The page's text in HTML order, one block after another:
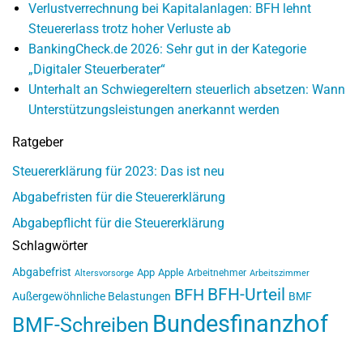
Verlustverrechnung bei Kapitalanlagen: BFH lehnt
Steuererlass trotz hoher Verluste ab
BankingCheck.de 2026: Sehr gut in der Kategorie
„Digitaler Steuerberater“
Unterhalt an Schwiegereltern steuerlich absetzen: Wann
Unterstützungsleistungen anerkannt werden
Ratgeber
Steuererklärung für 2023: Das ist neu
Abgabefristen für die Steuererklärung
Abgabepflicht für die Steuererklärung
Schlagwörter
Abgabefrist Altersvorsorge App Apple Arbeitnehmer Arbeitszimmer
Außergewöhnliche Belastungen BFH BFH-Urteil BMF
BMF-Schreiben Bundesfinanzhof